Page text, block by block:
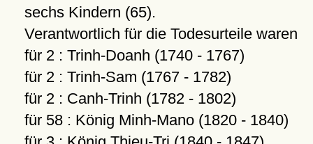
sechs Kindern (65).
Verantwortlich für die Todesurteile waren
für 2 : Trinh-Doanh (1740 - 1767)
für 2 : Trinh-Sam (1767 - 1782)
für 2 : Canh-Trinh (1782 - 1802)
für 58 : König Minh-Mano (1820 - 1840)